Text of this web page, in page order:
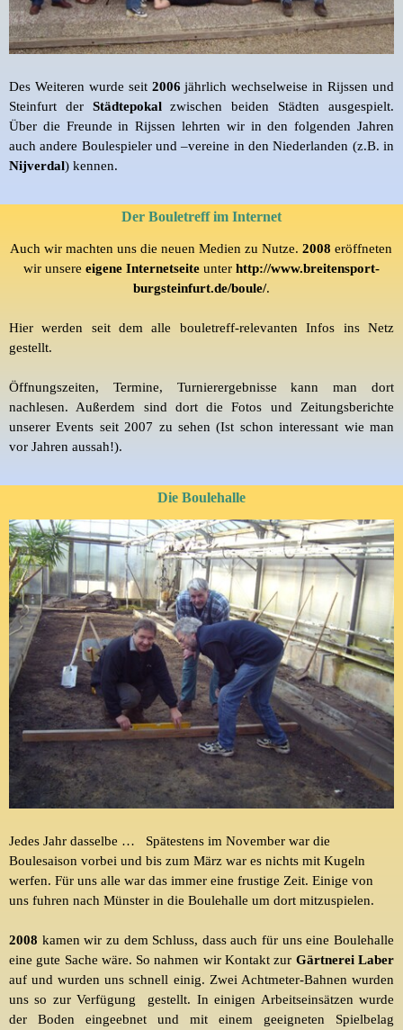
Des Weiteren wurde seit 2006 jährlich wechselweise in Rijssen und
Steinfurt der Städtepokalzwischen beiden Städten ausgespielt.
Über die Freunde in Rijssen lehrten wir in den folgenden Jahren
auch andere Boulespieler und –vereine in den Niederlanden (z.B. in
Nijverdal) kennen.
Der Bouletreff im Internet
Auch wir machten uns die neuen Medien zu Nutze.2008 eröffneten
wir unsere eigene Internetseiteunter http://www.breitensport-
burgsteinfurt.de/boule/.
Hier werden seit dem alle bouletreff-relevanten Infos ins Netz
gestellt.
Öffnungszeiten, Termine, Turnierergebnisse kann man dort
nachlesen. Außerdem sind dort die Fotos und Zeitungsberichte
unserer Events seit 2007 zu sehen (Ist schon interessant wie man
vor Jahren aussah!).
Die Boulehalle
Jedes Jahr dasselbe … Spätestens im November war die
Boulesaison vorbei und bis zum März war es nichts mit Kugeln
werfen. Für uns alle war das immer eine frustige Zeit. Einige von
uns fuhren nach Münster in die Boulehalle um dort mitzuspielen.
2008 kamen wir zu dem Schluss, dass auch für uns eine Boulehalle
eine gute Sache wäre. So nahmen wir Kontakt zur Gärtnerei Laber
auf und wurden uns schnell einig. Zwei Achtmeter-Bahnen wurden
uns so zur Verfügung gestellt. In einigen Arbeitseinsätzen wurde
der Boden eingeebnet und mit einem geeigneten Spielbelag